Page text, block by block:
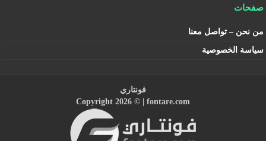
صفحات
من نحن – تواصل معنا
سياسة الخصوصية
فونتاري
Copyright 2026 © | fontare.com